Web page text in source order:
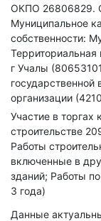
ОКПО 26806829.
Муниципальное
собственности:
г Учалы
организации
Участие в торгах
строительстве
Работы
включенные в
зданий; Работы
3 года)
Данные